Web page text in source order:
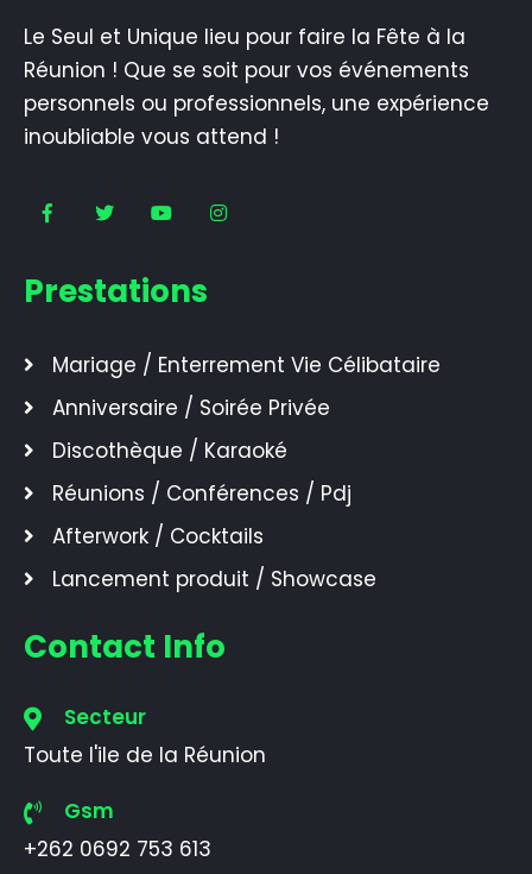
Le Seul et Unique lieu pour faire la Fête à la
Réunion ! Que se soit pour vos événements
personnels ou professionnels, une expérience
inoubliable vous attend !
Prestations
Mariage / Enterrement Vie Célibataire
Anniversaire / Soirée Privée
Discothèque / Karaoké
Réunions / Conférences / Pdj
Afterwork / Cocktails
Lancement produit / Showcase
Contact Info
Secteur
Toute l'ile de la Réunion
Gsm
+262 0692 753 613